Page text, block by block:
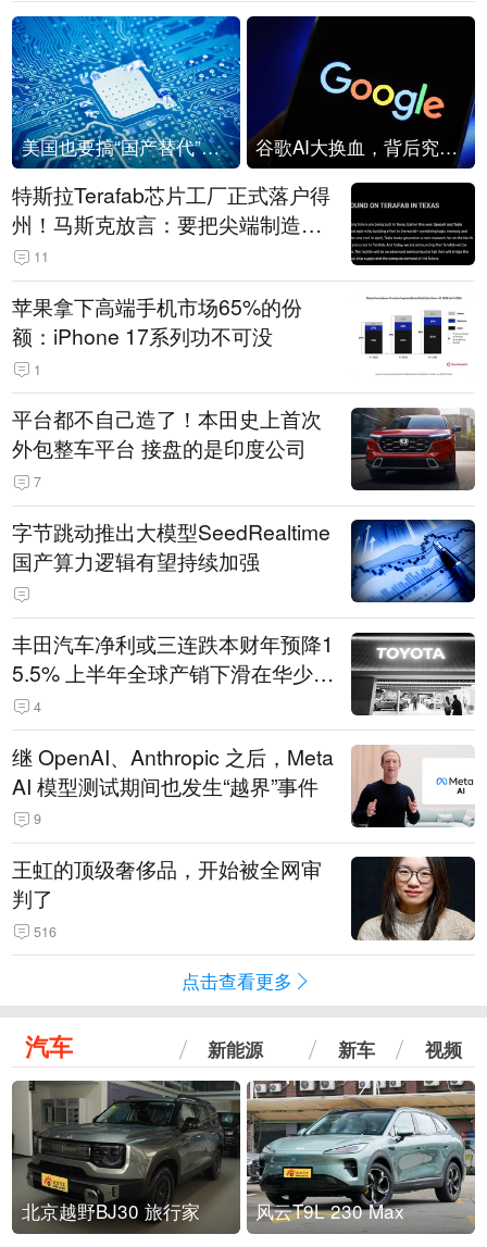
美国也要搞“国产替代”？先算清三笔账 谷歌AI大换血，背后究竟发生了什么？
特斯拉Terafab芯片工厂正式落户得
州！马斯克放言：要把尖端制造带
回美国
11
苹果拿下高端手机市场65%的份
额：iPhone 17系列功不可没
1
平台都不自己造了！本田史上首次
外包整车平台 接盘的是印度公司
7
字节跳动推出大模型SeedRealtime
国产算力逻辑有望持续加强
丰田汽车净利或三连跌本财年预降1
5.5% 上半年全球产销下滑在华少卖
14.3万辆
4
继 OpenAI、Anthropic 之后，Meta
AI 模型测试期间也发生“越界”事件
9
王虹的顶级奢侈品，开始被全网审
判了
516
点击查看更多
汽车 新能源 新车 视频
北京越野BJ30 旅行家 风云T9L 230 Max